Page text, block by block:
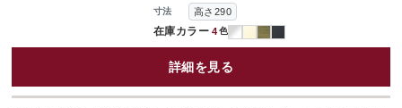
寸法 高さ290
在庫カラー 4色
詳細を見る